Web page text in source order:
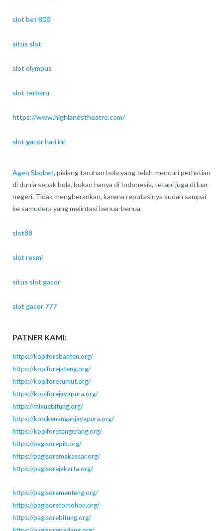
slot bet 800
situs slot
slot olympus
slot terbaru
https://www.highlandstheatre.com/
slot gacor hari ini
Agen Sbobet, pialang taruhan bola yang telah mencuri perhatian
di dunia sepak bola, bukan hanya di Indonesia, tetapi juga di luar
negeri. Tidak mengherankan, karena reputasinya sudah sampai
ke samudera yang melintasi benua-benua.
slot88
slot resmi
situs slot gacor
slot gacor 777
PATNER KAMI:
https://kopiforebanten.org/
https://kopiforejateng.org/
https://kopiforesumut.org/
https://kopiforejayapura.org/
https://mixuebitung.org/
https://kopikenanganjayapura.org/
https://kopiforetangerang.org/
https://pagisorepik.org/
https://pagisoremakassar.org/
https://pagisorejakarta.org/
https://pagisorementeng.org/
https://pagisoretomohon.org/
https://pagisorebitung.org/